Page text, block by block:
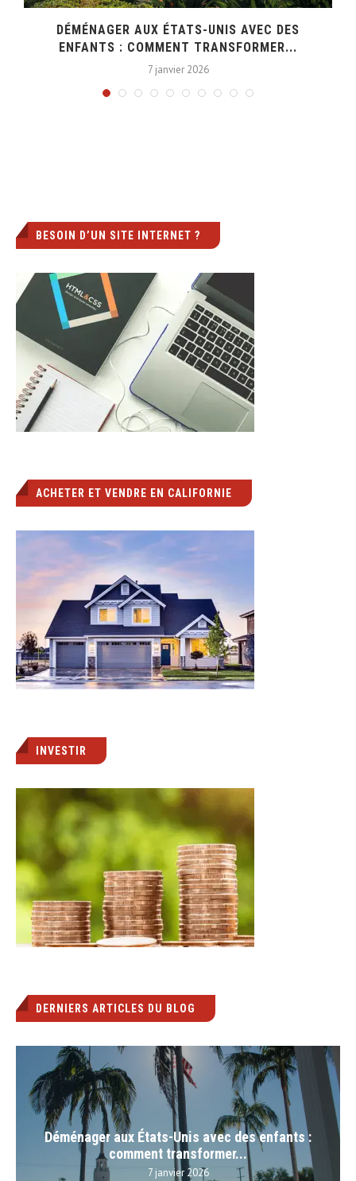
DÉMÉNAGER AUX ÉTATS-UNIS AVEC DES
ENFANTS : COMMENT TRANSFORMER...
7 janvier 2026
BESOIN D’UN SITE INTERNET ?
ACHETER ET VENDRE EN CALIFORNIE
INVESTIR
DERNIERS ARTICLES DU BLOG
Déménager aux États-Unis avec des enfants :
comment transformer...
7 janvier 2026